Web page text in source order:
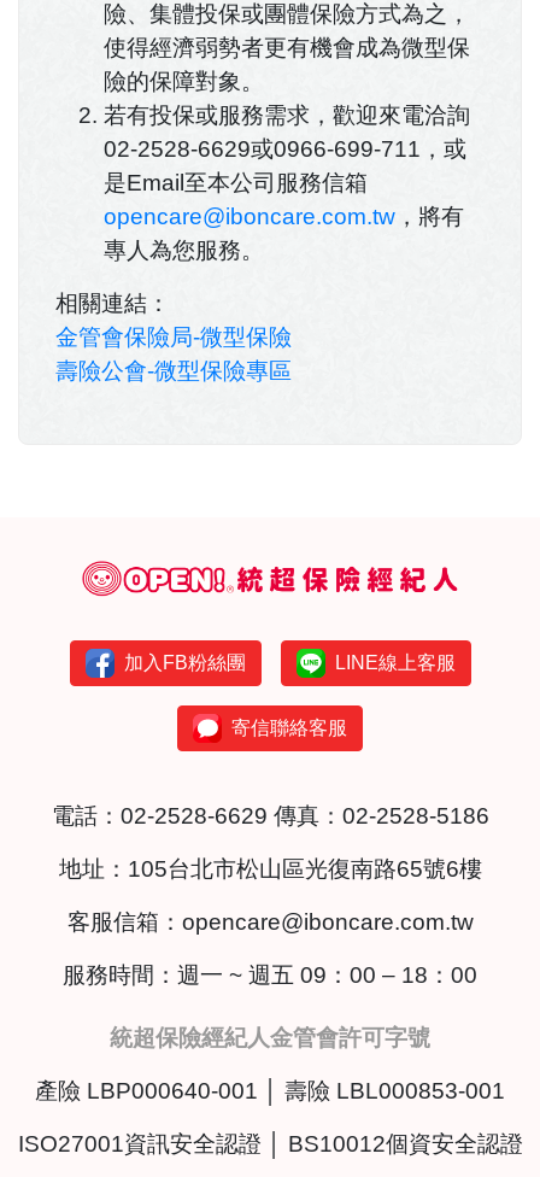
險、集體投保或團體保險方式為之，
使得經濟弱勢者更有機會成為微型保
險的保障對象。
若有投保或服務需求，歡迎來電洽詢
02-2528-6629或0966-699-711，或
是Email至本公司服務信箱
opencare@iboncare.com.tw ，將有
專人為您服務。
相關連結：
金管會保險局-微型保險
壽險公會-微型保險專區
加入FB粉絲團 LINE線上客服
寄信聯絡客服
電話： 02-2528-6629 傳真：02-2528-5186
地址： 105台北市松山區光復南路65號6樓
客服信箱： opencare@iboncare.com.tw
服務時間：週一 ~ 週五 09：00 – 18：00
統超保險經紀人金管會許可字號
產險 LBP000640-001 │ 壽險 LBL000853-001
ISO27001資訊安全認證 │ BS10012個資安全認證